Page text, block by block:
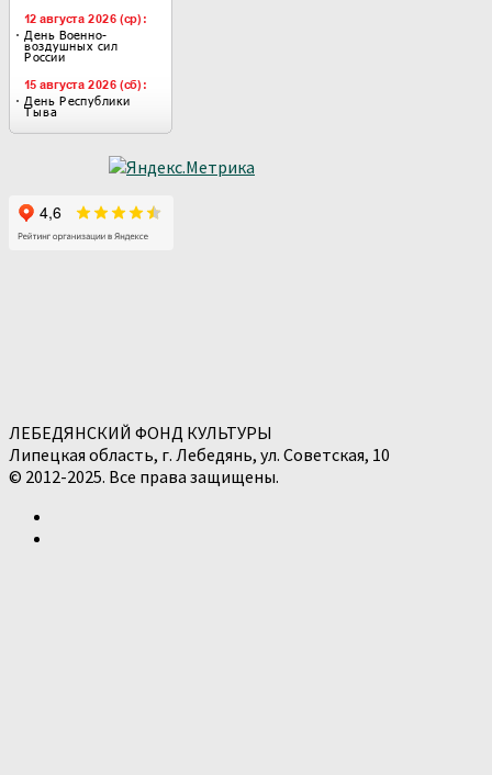
ЛЕБЕДЯНСКИЙ ФОНД КУЛЬТУРЫ
Липецкая область, г. Лебедянь, ул. Советская, 10
© 2012-2025. Все права защищены.